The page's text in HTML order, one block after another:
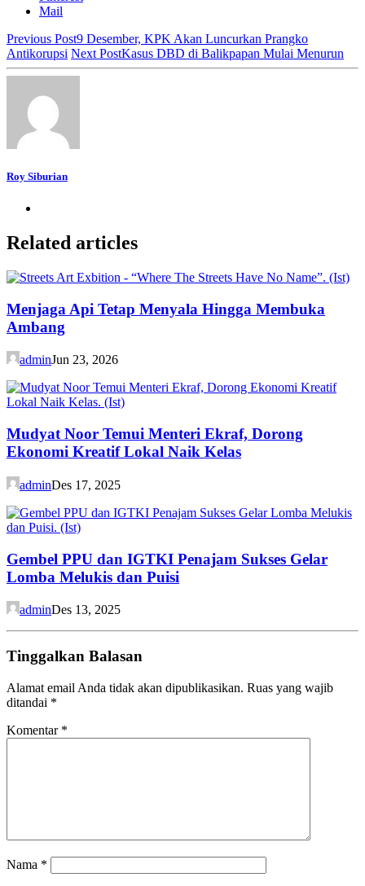
Mail
Previous Post9 Desember, KPK Akan Luncurkan Prangko
Antikorupsi Next PostKasus DBD di Balikpapan Mulai Menurun
Roy Siburian
Related articles
Menjaga Api Tetap Menyala Hingga Membuka
Ambang
adminJun 23, 2026
Mudyat Noor Temui Menteri Ekraf, Dorong
Ekonomi Kreatif Lokal Naik Kelas
adminDes 17, 2025
Gembel PPU dan IGTKI Penajam Sukses Gelar
Lomba Melukis dan Puisi
adminDes 13, 2025
Tinggalkan Balasan
Alamat email Anda tidak akan dipublikasikan. Ruas yang wajib
ditandai *
Komentar *
Nama *